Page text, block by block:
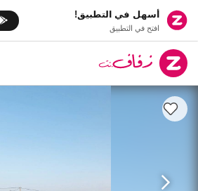
أسهل في التطبيق!
افتح في التطبيق